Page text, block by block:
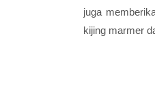
juga
kijing marmer